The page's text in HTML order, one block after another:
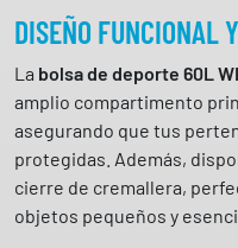
r
k
t
e
a
m
c
DISEÑO FUNCIONAL
La bolsa de deporte 60L
amplio compartimento
asegurando que tus
protegidas. Además,
cierre de cremallera,
objetos pequeños y